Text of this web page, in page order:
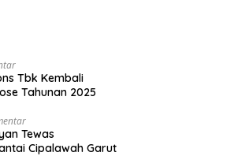
Tbk Kembali
Tahunan 2025
Tewas
Cipalawah Garut